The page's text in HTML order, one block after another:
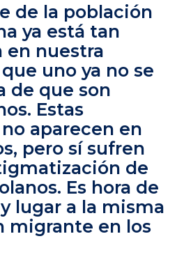
de la población
ya está tan
en nuestra
uno ya no se
de que son
Estas
aparecen en
pero sí sufren
de
Es hora de
lugar a la misma
migrante en los